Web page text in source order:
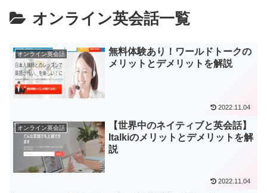
オンライン英会話一覧
オンライン英会話
無料体験あり！ワールドトークの
メリットとデメリットを解説
2022.11.04
オンライン英会話
【世界中のネイティブと英会話】
Italkiのメリットとデメリットを解
説
2022.11.04